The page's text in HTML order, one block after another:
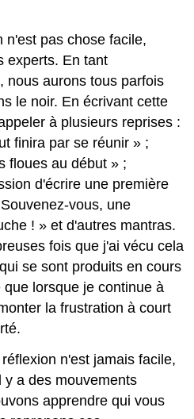
n'est pas chose facile,
experts. En tant
nous aurons tous parfois
le noir. En écrivant cette
à plusieurs reprises :
finira par se réunir » ;
floues au début » ;
d'écrire une première
vous, une
! » et d'autres mantras.
fois que j'ai vécu cela
se sont produits en cours
lorsque je continue à
la frustration à court
n'est jamais facile,
y a des mouvements
apprendre qui vous